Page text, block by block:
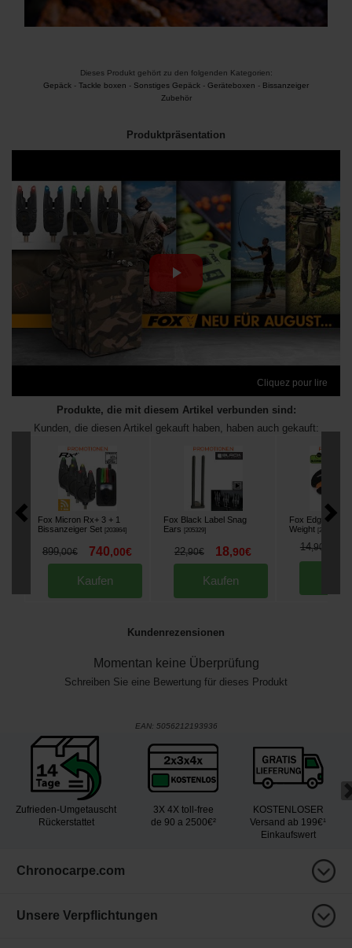
Dieses Produkt gehört zu den folgenden Kategorien:
Gepäck - Tackle boxen - Sonstiges Gepäck - Geräteboxen - Bissanzeiger
Zubehör
Produktpräsentation
Cliquez pour lire
Produkte, die mit diesem Artikel verbunden sind:
Kunden, die diesen Artikel gekauft haben, haben auch gekauft:
Fox Micron Rx+ 3 + 1
Bissanzeiger Set [203864]
899,00€ 740,00€
Kaufen
Fox Black Label Snag
Ears
[205329]
22,90€ 18,90€
Kaufen
Fox Edges
Weight [211009A
14,90
Kundenrezensionen
Momentan keine Überprüfung
Schreiben Sie eine Bewertung für dieses Produkt
EAN: 5056212193936
Zufrieden-Umgetauscht
Rückerstattet
3X 4X toll-free
de 90 a 2500€²
KOSTENLOSER
Versand ab 199€¹
Einkaufswert
Chronocarpe.com
Unsere Verpflichtungen